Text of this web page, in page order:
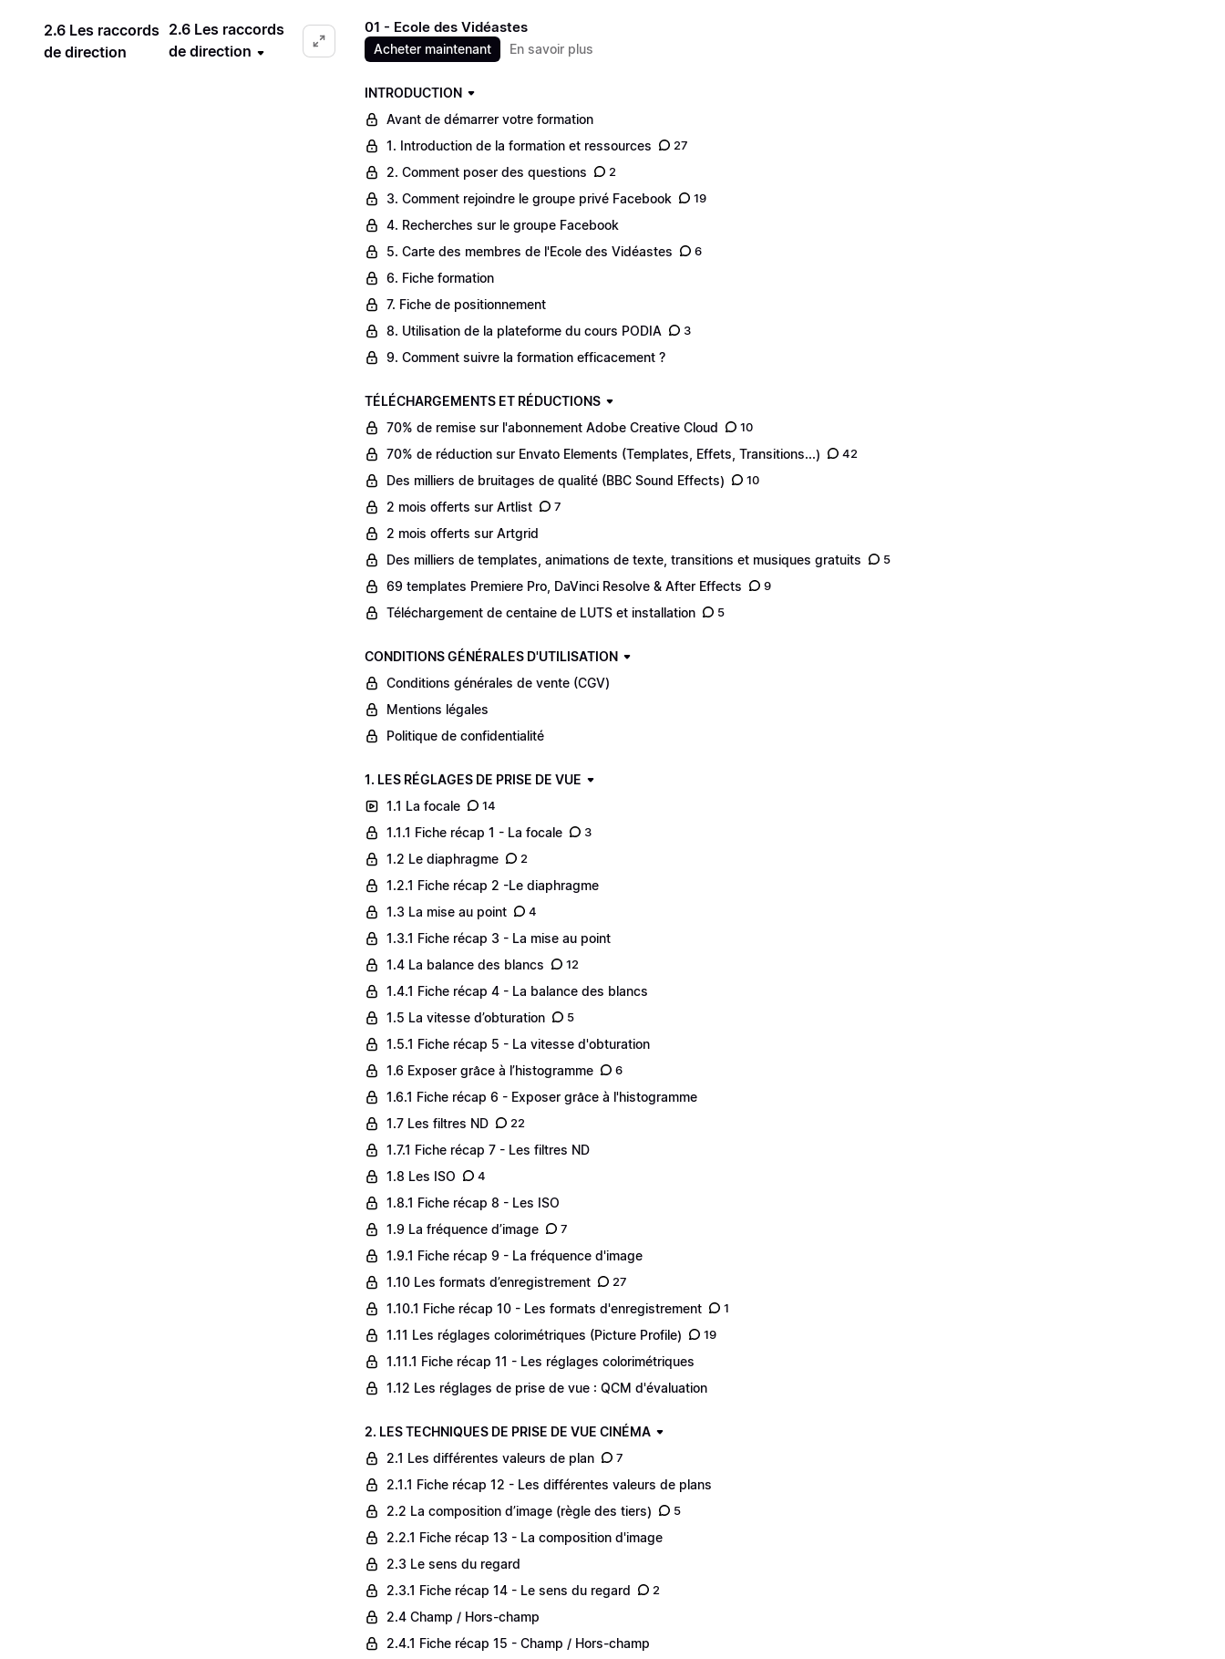
2.6 Les raccords
de direction
2.6 Les raccords
de direction
01 - Ecole des Vidéastes
Acheter maintenant En savoir plus
INTRODUCTION
Avant de démarrer votre formation
1. Introduction de la formation et ressources
27
2. Comment poser des questions 2
3. Comment rejoindre le groupe privé Facebook 19
4. Recherches sur le groupe Facebook
5. Carte des membres de l'Ecole des Vidéastes
6
6. Fiche formation
7. Fiche de positionnement
8. Utilisation de la plateforme du cours PODIA
3
9. Comment suivre la formation efficacement ?
TÉLÉCHARGEMENTS ET RÉDUCTIONS
70% de remise sur l'abonnement Adobe Creative Cloud
10
70% de réduction sur Envato Elements (Templates, Effets, Transitions...) 42
Des milliers de bruitages de qualité (BBC Sound Effects) 10
2 mois offerts sur Artlist 7
2 mois offerts sur Artgrid
Des milliers de templates, animations de texte, transitions et musiques gratuits
5
69 templates Premiere Pro, DaVinci Resolve & After Effects 9
Téléchargement de centaine de LUTS et installation 5
CONDITIONS GÉNÉRALES D'UTILISATION
Conditions générales de vente (CGV)
Mentions légales
Politique de confidentialité
1. LES RÉGLAGES DE PRISE DE VUE
1.1 La focale
14
1.1.1 Fiche récap 1 - La focale 3
1.2 Le diaphragme 2
1.2.1 Fiche récap 2 -Le diaphragme
1.3 La mise au point
4
1.3.1 Fiche récap 3 - La mise au point
1.4 La balance des blancs
12
1.4.1 Fiche récap 4 - La balance des blancs
1.5 La vitesse d’obturation
5
1.5.1 Fiche récap 5 - La vitesse d'obturation
1.6 Exposer grâce à l’histogramme
6
1.6.1 Fiche récap 6 - Exposer grâce à l'histogramme
1.7 Les filtres ND
22
1.7.1 Fiche récap 7 - Les filtres ND
1.8 Les ISO
4
1.8.1 Fiche récap 8 - Les ISO
1.9 La fréquence d’image
7
1.9.1 Fiche récap 9 - La fréquence d'image
1.10 Les formats d’enregistrement
27
1.10.1 Fiche récap 10 - Les formats d'enregistrement 1
1.11 Les réglages colorimétriques (Picture Profile) 19
1.11.1 Fiche récap 11 - Les réglages colorimétriques
1.12 Les réglages de prise de vue : QCM d'évaluation
2. LES TECHNIQUES DE PRISE DE VUE CINÉMA
2.1 Les différentes valeurs de plan
7
2.1.1 Fiche récap 12 - Les différentes valeurs de plans
2.2 La composition d’image (règle des tiers)
5
2.2.1 Fiche récap 13 - La composition d'image
2.3 Le sens du regard
2.3.1 Fiche récap 14 - Le sens du regard
2
2.4 Champ / Hors-champ
2.4.1 Fiche récap 15 - Champ / Hors-champ